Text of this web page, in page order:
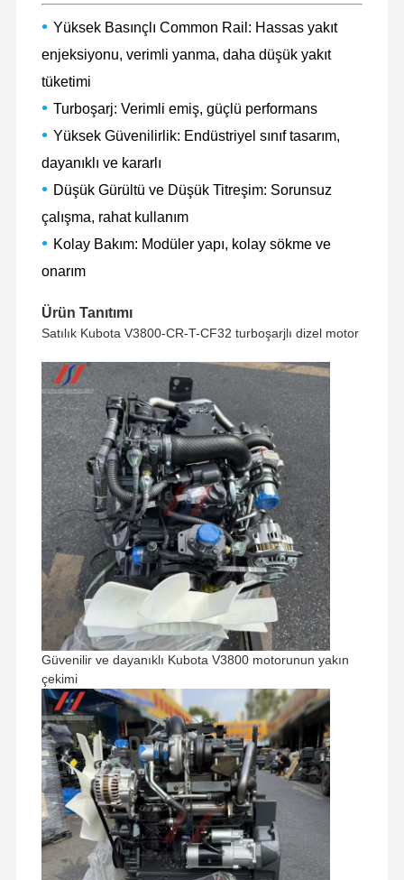
Evde Ürün VR Gösterisi Hakkımızda
Fabrika Turu Kalite Kontrol
Bizimle
İletişim
Haberler
Davalar
Perkins Motoru
Yanmar Motoru
kubota motor
Isuzu Motoru
Cummins Motoru
• Yüksek Basınçlı Common Rail: Hassas yakıt
enjeksiyonu, verimli yanma, daha düşük yakıt
tüketimi
• Turboşarj: Verimli emiş, güçlü performans
• Yüksek Güvenilirlik: Endüstriyel sınıf tasarım,
dayanıklı ve kararlı
• Düşük Gürültü ve Düşük Titreşim: Sorunsuz
çalışma, rahat kullanım
• Kolay Bakım: Modüler yapı, kolay sökme ve
onarım
Ürün Tanıtımı
Satılık Kubota V3800-CR-T-CF32 turboşarjlı dizel motor
Güvenilir ve dayanıklı Kubota V3800 motorunun yakın
çekimi